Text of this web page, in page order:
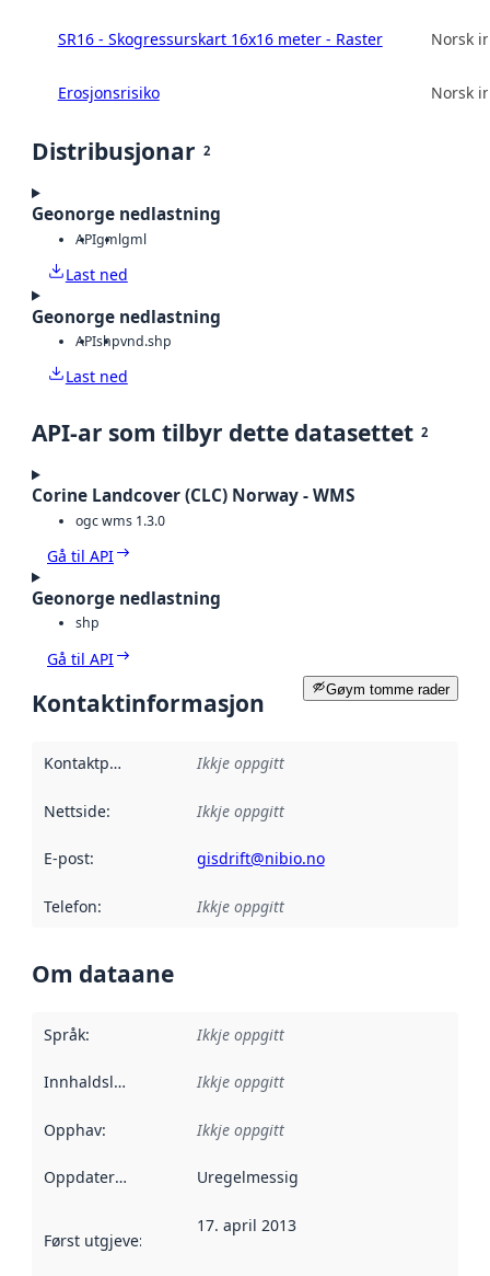
SR16 - Skogressurskart 16x16 meter - Raster Norsk
Erosjonsrisiko Norsk
Distribusjonar 2
Geonorge nedlastning
APIgmlgml
Last ned
Geonorge nedlastning
APIshpvnd.shp
Last ned
API-ar som tilbyr dette datasettet 2
Corine Landcover (CLC) Norway - WMS
ogc wms 1.3.0
Gå til API
Geonorge nedlastning
shp
Gå til API
Gøym tomme rader
Kontaktinformasjon
Kontaktpunkt Ikkje oppgitt
Nettside: Ikkje oppgitt
E-post: gisdrift@nibio.no
Telefon: Ikkje oppgitt
Om dataane
Språk: Ikkje oppgitt
Innhaldsleverandørar :
Ikkje oppgitt
Opphav: Ikkje oppgitt
Oppdateringsfrekvens :
Uregelmessig
Først utgjeve: Denne datoen seier når dataa i dette
17. april 2013